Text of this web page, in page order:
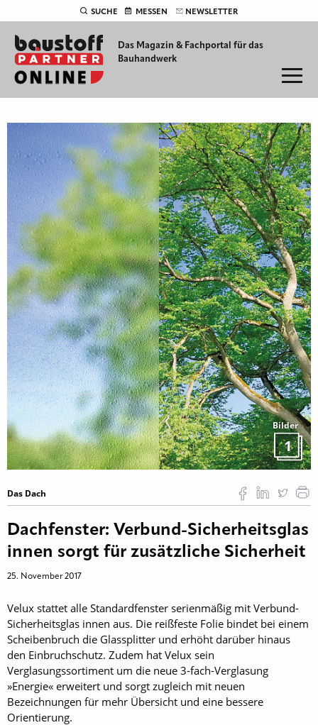
SUCHE MESSEN NEWSLETTER
Das Magazin & Fachportal für das
Bauhandwerk
Bilder
1
Das Dach
Dachfenster: Verbund-Sicherheitsglas
innen sorgt für zusätzliche Sicherheit
25. November 2017
Velux stattet alle Standardfenster serienmäßig mit Verbund-
Sicherheitsglas innen aus. Die reißfeste Folie bindet bei einem
Scheibenbruch die Glassplitter und erhöht darüber hinaus
den Einbruchschutz. Zudem hat Velux sein
Verglasungssortiment um die neue 3-fach-Verglasung
»Energie« erweitert und sorgt zugleich mit neuen
Bezeichnungen für mehr Übersicht und eine bessere
Orientierung.